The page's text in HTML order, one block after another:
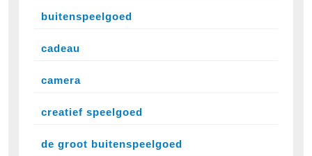
buitenspeelgoed
cadeau
camera
creatief speelgoed
de groot buitenspeelgoed